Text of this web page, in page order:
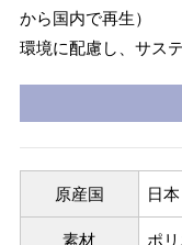
から国内で再生）
環境に配慮し、サス
原産国 日本
素材 ポ